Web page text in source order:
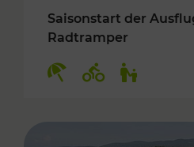
Saisonstart der
Radtramper